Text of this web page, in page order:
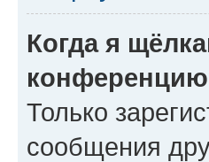
Когда я
Только
сообщения